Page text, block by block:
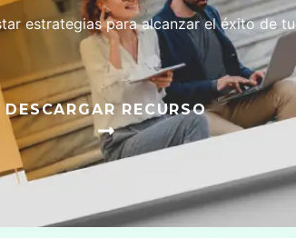
estrategias para alcanzar el éxito de
DESCARGAR RECURSO